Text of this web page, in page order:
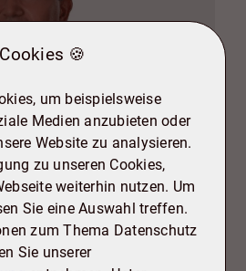
🍪
um beispielsweise
Medien anzubieten oder
Website zu analysieren.
zu unseren Cookies,
weiterhin nutzen. Um
Sie eine Auswahl treffen.
zum Thema Datenschutz
Sie unserer